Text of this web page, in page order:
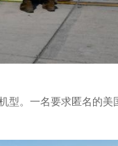
型。一名要求匿名的美